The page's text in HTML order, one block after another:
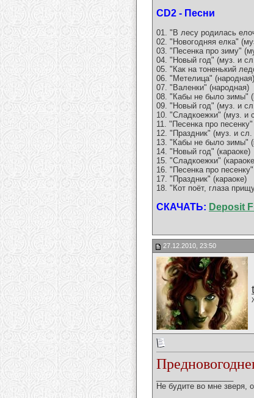
CD2 - Песни
01. "В лесу родилась
02. "Новогодняя елка"
03. "Песенка про зиму"
04. "Новый год" (муз. и
05. "Как на тоненький
06. "Метелица" (народная)
07. "Валенки" (народная)
08. "Кабы не было зимы"
09. "Новый год" (муз. и
10. "Сладкоежки" (муз. и
11. "Песенка про
12. "Праздник" (муз. и
13. "Кабы не было зимы"
14. "Новый год" (караоке)
15. "Сладкоежки"
16. "Песенка про
17. "Праздник" (караоке)
18. "Кот поёт, глаза
СКАЧАТЬ: Deposit
27.12.2010, 23:50
Не будите во мне зверя,